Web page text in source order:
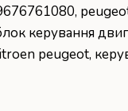
,
керування
peugeot,